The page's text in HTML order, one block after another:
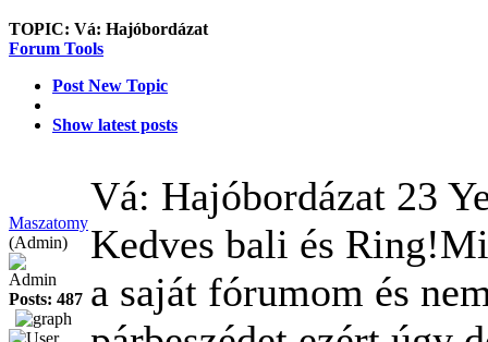
TOPIC: Vá: Hajóbordázat
Forum Tools
Post New Topic
Show latest posts
Maszatomy
(Admin)
Admin
Posts: 487
Vá: Hajóbordázat 23
Kedves bali és
a saját fórumom és